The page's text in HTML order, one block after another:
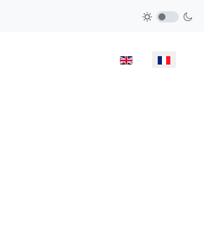
Sélectionnez